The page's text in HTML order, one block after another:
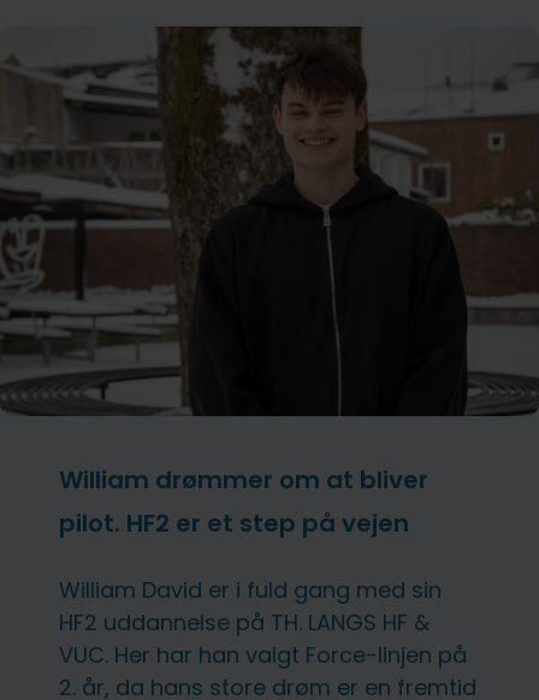
William drømmer om at bliver
pilot. HF2 er et step på vejen
William David er i fuld gang med sin
HF2 uddannelse på TH. LANGS HF &
VUC. Her har han valgt Force-linjen på
2. år, da hans store drøm er en fremtid